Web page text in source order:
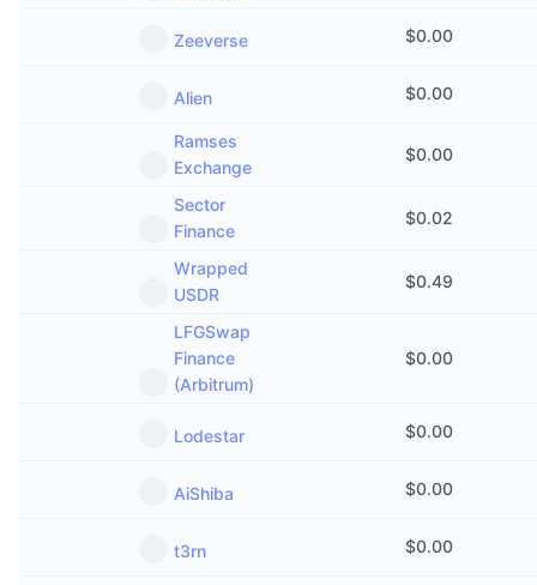
Zeeverse $0.00
Alien $0.00
Ramses
Exchange
$0.00
Sector
Finance
$0.02
Wrapped
USDR
$0.49
LFGSwap
Finance
(Arbitrum)
$0.00
Lodestar $0.00
AiShiba $0.00
t3rn $0.00